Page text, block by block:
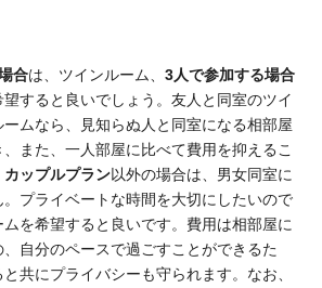
合は、ツインルーム、 3人で参加する場合
すると良いでしょう。友人と同室のツイ
ムなら、見知らぬ人と同室になる相部屋
また、一人部屋に比べて費用を抑えるこ
カップルプラン以外の場合は、男女同室に
プライベートな時間を大切にしたいので
を希望すると良いです。費用は相部屋に
自分のペースで過ごすことができるた
共にプライバシーも守られます。なお、